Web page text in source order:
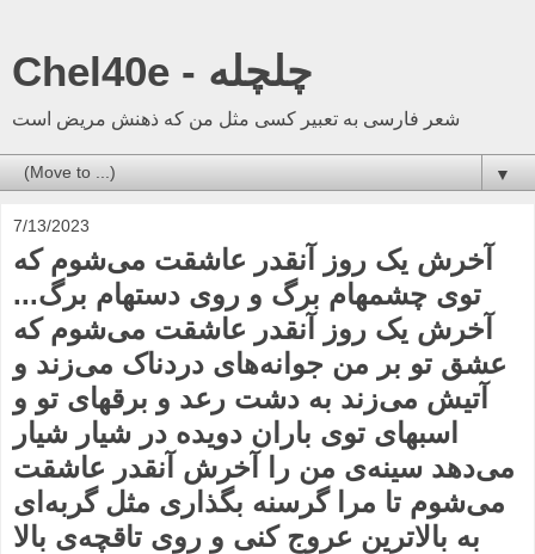
Chel40e - چلچله
شعر فارسی به تعبیر کسی مثل من که ذهنش مریض است
▼
7/13/2023
آخرش یک روز آنقدر عاشقت می‌شوم که
توی چشمهام برگ و روی دستهام برگ‌‌...
آخرش یک روز آنقدر عاشقت می‌شوم که
عشق تو بر من جوانه‌های دردناک می‌زند و
آتیش می‌زند به دشت رعد و برقهای تو و
اسبهای توی باران دویده در شیار شیار
می‌دهد سینه‌ی من را آخرش آنقدر عاشقت
می‌شوم تا مرا گرسنه بگذاری مثل گربه‌ای
به بالاترین عروج کنی و روی تاقچه‌ی بالا